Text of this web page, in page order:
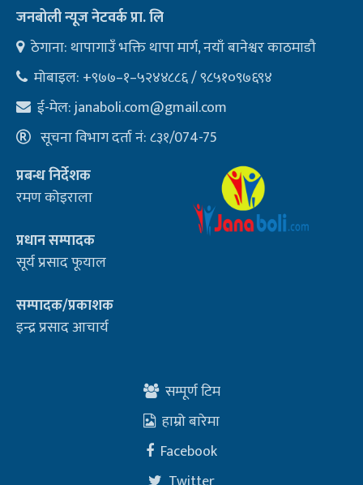
जनबोली न्यूज नेटवर्क प्रा. लि
ठेगाना: थापागाउँ भक्ति थापा मार्ग, नयाँ बानेश्वर काठमाडौ
मोबाइल: +९७७–१–५२४४८८६ / ९८५१०९७६९४
ई-मेल:janaboli.com@gmail.com
सूचना विभाग दर्ता नं: ८३१/074-75
प्रबन्ध निर्देशक
रमण कोइराला
प्रधान सम्पादक
सूर्य प्रसाद फूयाल
सम्पादक/प्रकाशक
इन्द्र प्रसाद आचार्य
सम्पूर्ण टिम
हाम्रो बारेमा
Facebook